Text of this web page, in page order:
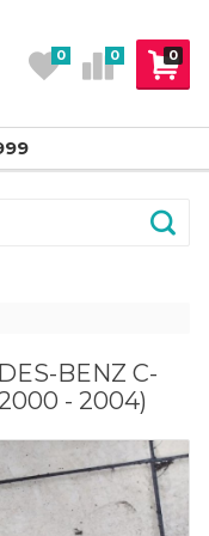
0
0 0
BENZ C-
- 2004)